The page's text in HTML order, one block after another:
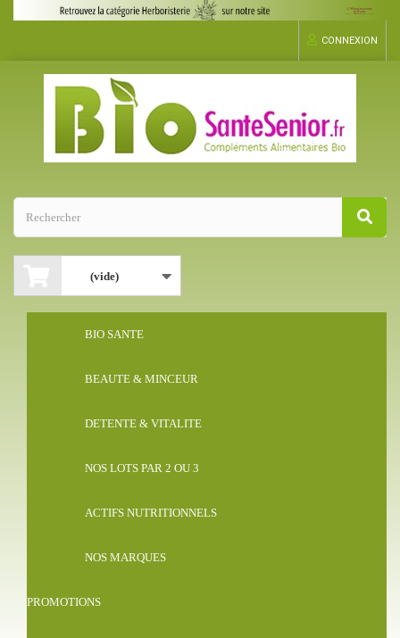
CONNEXION
(vide)
BIO SANTE
BEAUTE & MINCEUR
DETENTE & VITALITE
NOS LOTS PAR 2 OU 3
ACTIFS NUTRITIONNELS
NOS MARQUES
PROMOTIONS